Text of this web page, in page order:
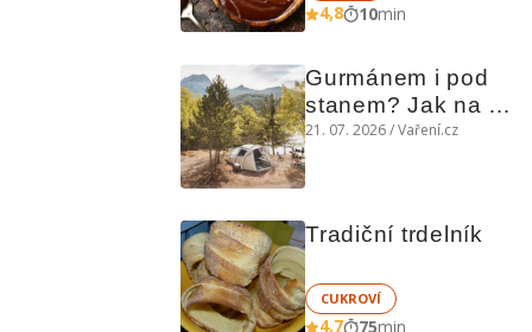
4,8 10min
Gurmánem i pod
stanem? Jak na
polní kuchyni a na
21. 07. 2026 / Vaření.cz
Tradiční trdelník
CUKROVÍ
4,7 75min